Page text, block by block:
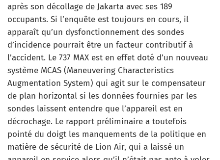
après son décollage de Jakarta avec ses 189
occupants. Si l’enquête est toujours en cours, il
apparaît qu’un dysfonctionnement des sondes
d’incidence pourrait être un facteur contributif à
l’accident. Le 737 MAX est en effet doté d’un nouveau
système MCAS (Maneuvering Characteristics
Augmentation System) qui agit sur le compensateur
de plan horizontal si les données fournies par les
sondes laissent entendre que l’appareil est en
décrochage. Le rapport préliminaire a toutefois
pointé du doigt les manquements de la politique en
matière de sécurité de Lion Air, qui a laissé un